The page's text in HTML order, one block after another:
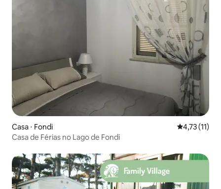
Casa ⋅ Fondi 4,73 de uma
4,73 (11)
Casa de Férias no Lago de Fondi